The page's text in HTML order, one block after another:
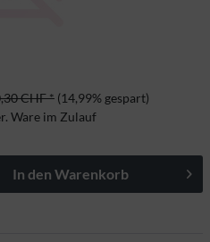
CHF * (14,99% gespart)
Ware im Zulauf
In den Warenkorb